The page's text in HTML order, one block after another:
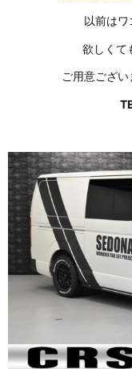
以前はワ
欲しくて
ご用意ござい